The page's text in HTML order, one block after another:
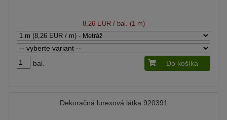
8,26 EUR/ bal. (1 m)
bal. Do košíka
Dekoračná lurexová látka 920391